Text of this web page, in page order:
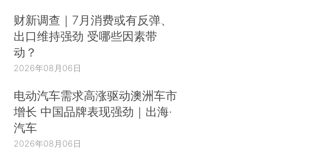
财新调查｜7月消费或有反弹、
出口维持强劲 受哪些因素带
动？
2026年08月06日
电动汽车需求高涨驱动澳洲车市
增长 中国品牌表现强劲｜出海·
汽车
2026年08月06日